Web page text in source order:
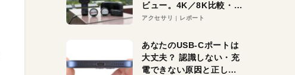
ビュー。4K／8K比較・ズ
ーム・夜間撮影をチェッ
アクセサリ レポート
あなたのUSB-Cポートは
大丈夫？ 認識しない・充
電できない原因と正しい